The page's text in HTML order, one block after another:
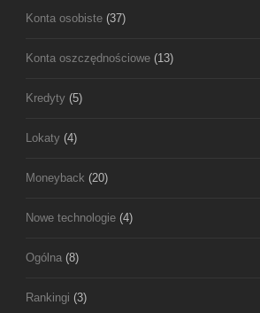
Konta osobiste (37)
Konta oszczędnościowe (13)
Kredyty (5)
Lokaty (4)
Moneyback (20)
Nowe technologie (4)
Ogólna (8)
Rankingi (3)